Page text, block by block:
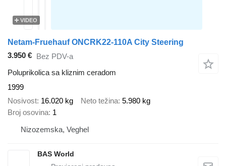
VIDEO
Netam-Fruehauf ONCRK22-110A City Steering
3.950 € Bez PDV-a
Poluprikolica sa kliznim ceradom
1999
Nosivost 16.020 kg Neto težina 5.980 kg
Broj osovina 1
Nizozemska, Veghel
BAS World